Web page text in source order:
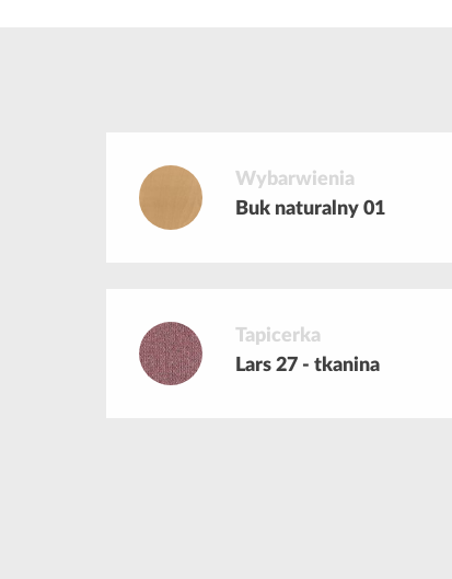
Wybarwienia
Buk naturalny 01
Tapicerka
Lars 27 - tkanina